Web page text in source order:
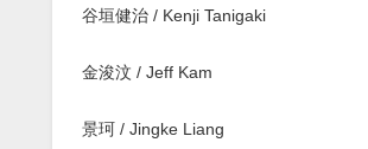
谷垣健治 / Kenji Tanigaki
金浚汶 / Jeff Kam
景珂 / Jingke Liang